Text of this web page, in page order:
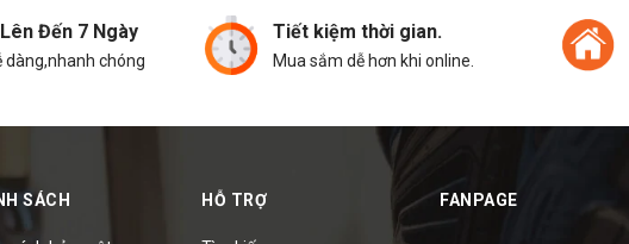
Đến 7 Ngày
dàng,nhanh chóng
Tiết kiệm thời gian.
Mua sắm dễ hơn khi online.
SÁCH HỖ TRỢ FANPAGE